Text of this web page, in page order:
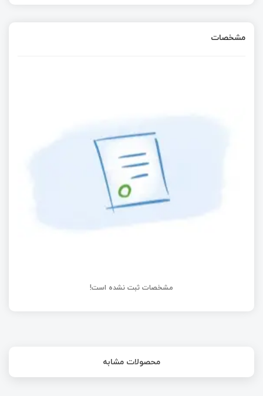
ESP32 چیست؟ | بررسی تخصصی این برد اینترنت
مسابقه هشتم: طراحی قفل دیجیتال
مشخصات
مشخصات ثبت نشده است!
محصولات مشابه